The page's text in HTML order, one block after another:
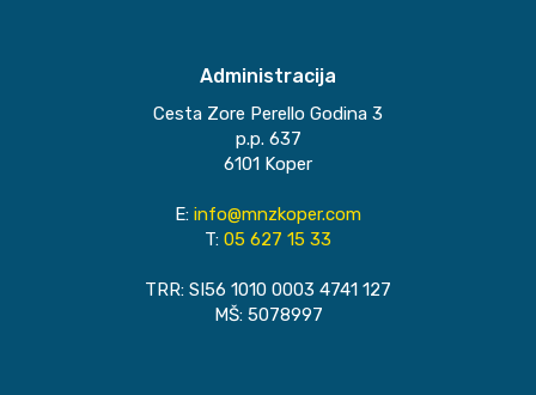
Administracija
Cesta Zore Perello Godina 3
p.p. 637
6101 Koper
E: info@mnzkoper.com
T: 05 627 15 33
TRR: SI56 1010 0003 4741 127
MŠ: 5078997